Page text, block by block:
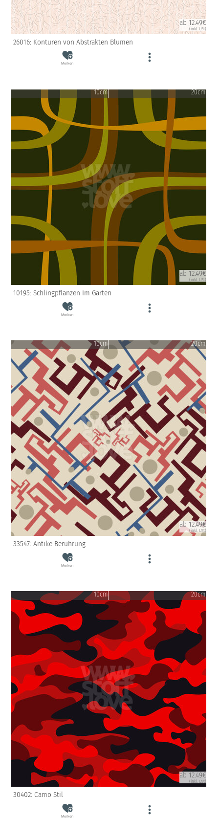
ab 12.49€
(inkl. USt)
26016: Konturen von Abstrakten Blumen
Merken
10cm 20cm
ab 12.49€
(inkl. USt)
10195: Schlingpflanzen Im Garten
Merken
10cm 20cm
ab 12.49€
(inkl. USt)
33547: Antike Berührung
Merken
10cm 20cm
ab 12.49€
(inkl. USt)
30402: Camo Stil
Merken